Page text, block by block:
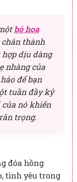
bó hoa
thành
hợp dịu dàng
nhàng của
để bạn
tuần đầy kỷ
nó khiến
trọng.
đóa hồng
tình yêu trong